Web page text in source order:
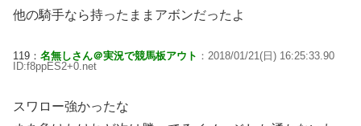
他の騎手なら持ったままアボンだったよ
119： 名無しさん＠実況で競馬板アウト ：2018/01/21(日) 16:25:33.90
ID:f8ppES2+0.net
スワロー強かったな